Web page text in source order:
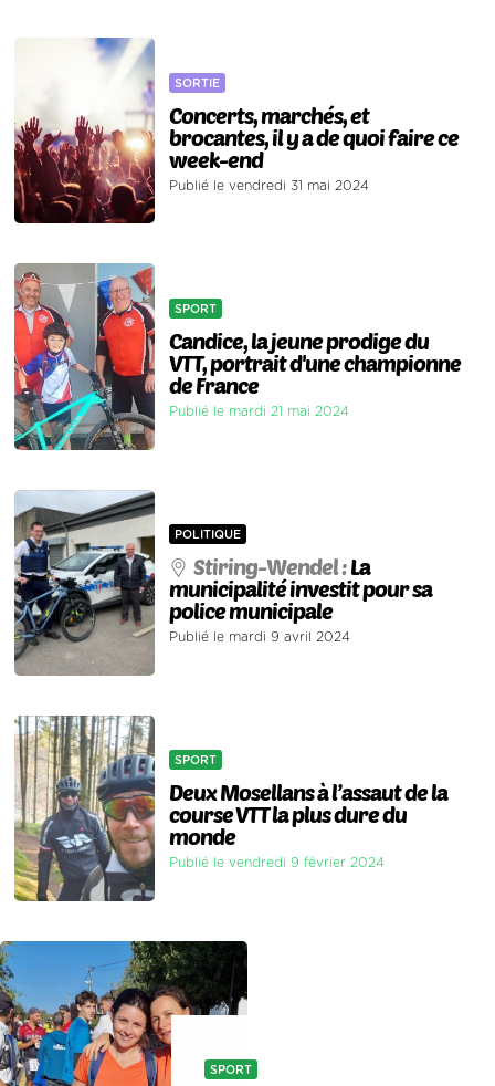
SORTIE
Concerts, marchés, et
brocantes, il y a de quoi faire ce
week-end
Publié le vendredi 31 mai 2024
SPORT
Candice, la jeune prodige du
VTT, portrait d'une championne
de France
Publié le mardi 21 mai 2024
POLITIQUE
Stiring-Wendel :La
municipalité investit pour sa
police municipale
Publié le mardi 9 avril 2024
SPORT
Deux Mosellans à l’assaut de la
course VTT la plus dure du
monde
Publié le vendredi 9 février 2024
SPORT